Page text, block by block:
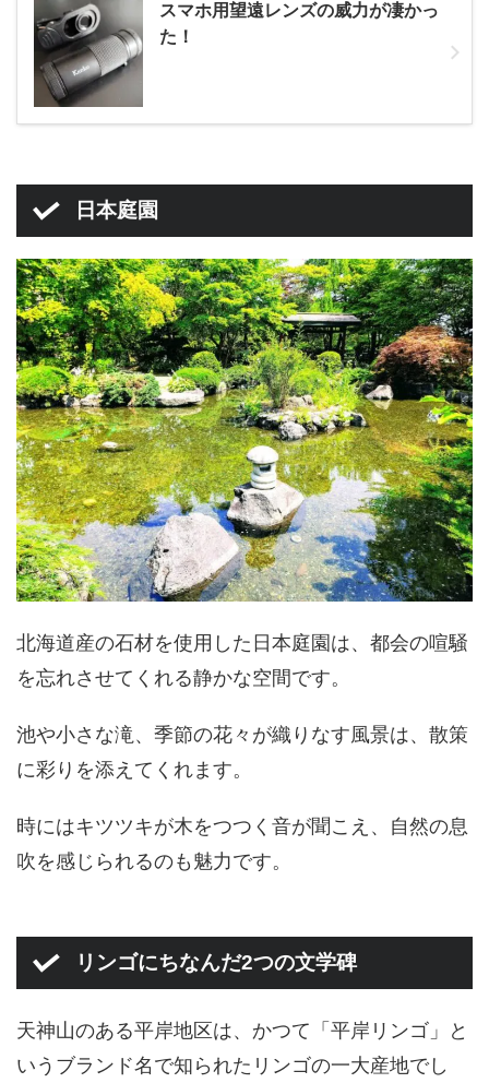
スマホ用望遠レンズの威力が凄かっ
た！
日本庭園
北海道産の石材を使用した日本庭園は、都会の喧騒
を忘れさせてくれる静かな空間です。
池や小さな滝、季節の花々が織りなす風景は、散策
に彩りを添えてくれます。
時にはキツツキが木をつつく音が聞こえ、自然の息
吹を感じられるのも魅力です。
リンゴにちなんだ2つの文学碑
天神山のある平岸地区は、かつて「平岸リンゴ」と
いうブランド名で知られたリンゴの一大産地でし